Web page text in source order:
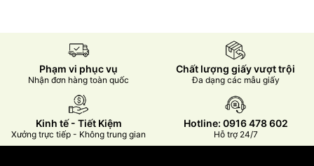
Phạm vi phục vụ
Nhận đơn hàng toàn quốc
Chất lượng giấy vượt trội
Đa dạng các mẫu giấy
Kinh tế - Tiết Kiệm
Xưởng trực tiếp - Không trung gian
Hotline: 0916 478 602
Hỗ trợ 24/7